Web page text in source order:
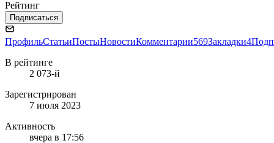
Рейтинг
Подписаться
ПрофильСтатьиПостыНовостиКомментарии569Закладки4
В рейтинге
2 073-й
Зарегистрирован
7 июля 2023
Активность
вчера в 17:56